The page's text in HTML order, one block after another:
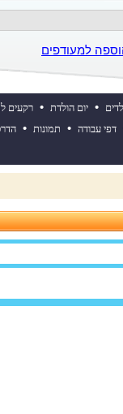
למעודפים
• יום הולדת • רקעים
דפי עבודה • תמונות •
לחצו כאן